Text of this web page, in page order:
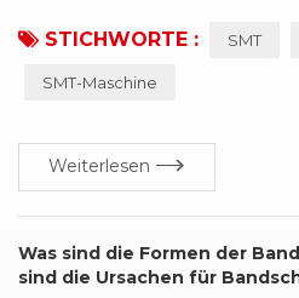
verbinden. SMT-Spleißmaschine ist
STICHWORTE : SMT
SMT-Maschine
Weiterlesen
Was sind die Formen der
sind die Ursachen für